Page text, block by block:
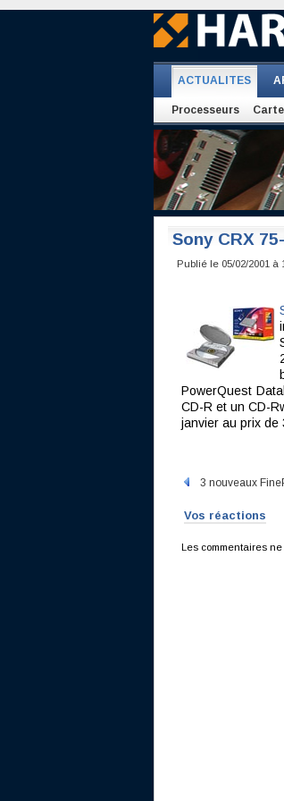
ACTUALITES
Processeurs
Sony CRX
Publié le 05/02/2001 à
PowerQuest
CD-R et un CD-
janvier au prix de
3 nouveaux
Vos réactions
Les commentaires